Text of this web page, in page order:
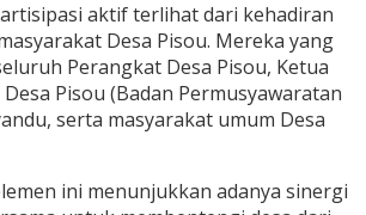
aktif terlihat dari kehadiran
Desa Pisou. Mereka yang
Perangkat Desa Pisou, Ketua
Pisou (Badan Permusyawaratan
serta masyarakat umum Desa
ini menunjukkan adanya sinergi